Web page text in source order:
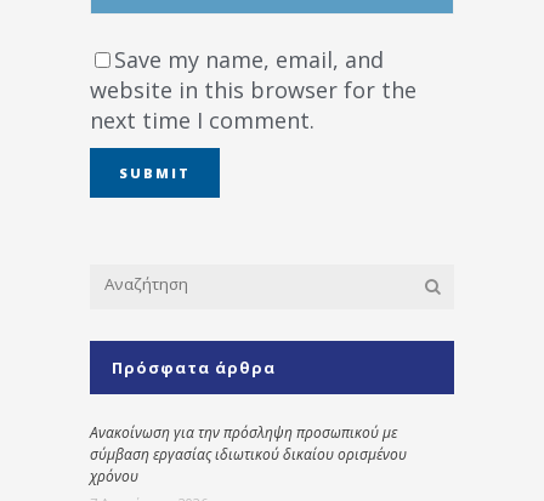
Save my name, email, and
website in this browser for the
next time I comment.
Πρόσφατα άρθρα
Ανακοίνωση για την πρόσληψη προσωπικού με
σύμβαση εργασίας ιδιωτικού δικαίου ορισμένου
χρόνου